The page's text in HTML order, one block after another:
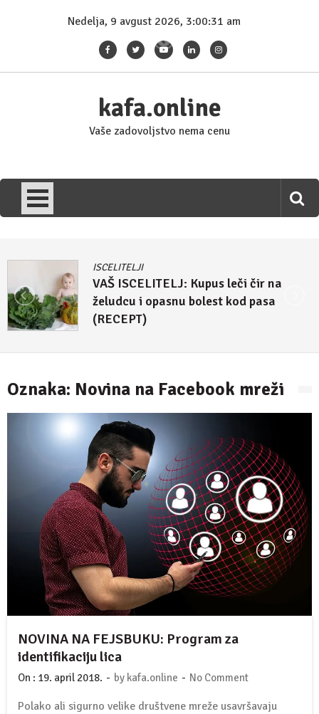
Nedelja, 9 avgust 2026, 3:00:31 am
kafa.online
Vaše zadovoljstvo nema cenu
ISCELITELJI
VAŠ ISCELITELJ: Kupus leči čir na
želudcu i opasnu bolest kod pasa
(RECEPT)
Oznaka: Novina na Facebook mreži
NOVINA NA FEJSBUKU: Program za
identifikaciju lica
On : 19. april 2018. - by kafa.online - No Comment
Polako ali sigurno velike društvene mreže usavršavaju